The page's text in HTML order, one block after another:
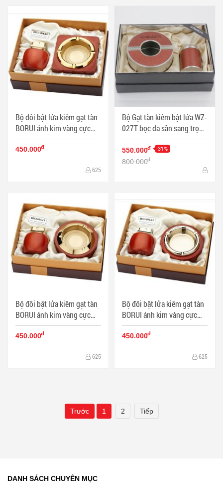
Bộ đôi bật lửa kiêm gạt tàn
BORUI ánh kim vàng cực
đẹp BR-08T MS77 009 - Mã
SP: BL00474
450.000đ
625
Bộ Gạt tàn kiêm bật lửa WZ-
027T bọc da sần sang trọng
- Mã SP: BL09688
550.000đ -31%
800.000đ
Bộ đôi bật lửa kiêm gạt tàn
BORUI ánh kim vàng cực
đẹp BR-06T MS77 010 - Mã
SP: BL00472
450.000đ
625
Bộ đôi bật lửa kiêm gạt tàn
BORUI ánh kim vàng cực
đẹp BR-05T MS77 007 - Mã
SP: BL00476
450.000đ
625
Trước 1 2 Tiếp
DANH SÁCH CHUYÊN MỤC